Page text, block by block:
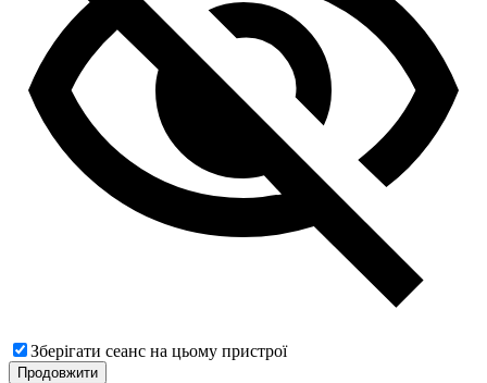
Зберігати сеанс на цьому пристрої
Продовжити